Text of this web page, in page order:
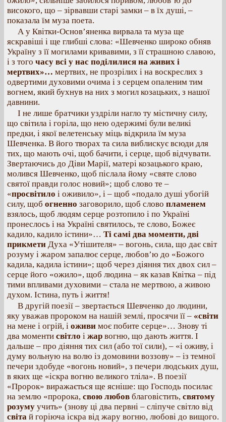
високого, що – зірвавши старі замки – в їх душі, –
показала їм муза поета.
А у Квітки-Основ’яненка вирвала та муза ще
яскравіші і ще глибші слова: «Шевченко широко обняв
Україну з її могилами кривавими, з її страшною славою,
і з того часу всі у нас поділилися на живих і
мертвих»… мертвих, не прозрілих і на воскреслих з
одвертими духовими очима і з серцем опаленим тим
вогнем, який бухнув на них з могил козацьких, з нашої
давнини.
І не лише братчики уздріли нагло ту містичну силу,
що світила і горіла, що нею одержимі були великі
предки, і якої велетенську міць відкрила їм муза
Шевченка. В його творах та сила виблискує всюди для
тих, що мають очі, щоб бачити, і серце, щоб відчувати.
Звертаючись до Діви Марії, матері козацького краю,
молився Шевченко, щоб післала йому «святе слово
святої правди голос новий»; щоб слово те –
«просвітило і оживило», і – щоб «подало душі убогій
силу, щоб огненно заговорило, щоб слово пламенем
взялось, щоб людям серце розтопило і по Україні
пронеслось і на Україні святилось, те слово, Божеє
кадило, кадило істини»… Ті самі два моменти, дві
прикмети Духа «Утішителя» – вогонь, сила, що дає світ
розуму і жаром запалює серце, любов’ю до «Божого
кадила, кадила істини»; щоб через діяння тих двох сил –
серце його «ожило», щоб людина – як казав Квітка – під
тими впливами духовими – стала не мертвою, а живою
духом. Істина, путь і життя!
В другій поезії – звертається Шевченко до людини,
яку уважав пророком на нашій землі, просячи її – «світи
на мене і огрій, і оживи моє побите серце»… Знову ті
два моменти світло і жар вогню, що дають життя. І
дальше – про діяння тих сил (або тої сили), – «і оживу, і
думу вольную на волю із домовини воззову» – із темної
печери здобуде «вогонь новий», з печери людських душ,
в яких ще «іскра вогню великого тліла». В поезії
«Пророк» виражається ще ясніше: що Господь посилає
на землю «пророка, свою любов благовістить, святому
розуму учить» (знову ці два первні – сліпуче світло від
світа й горіюча іскра від жару вогню, любові до вищого.